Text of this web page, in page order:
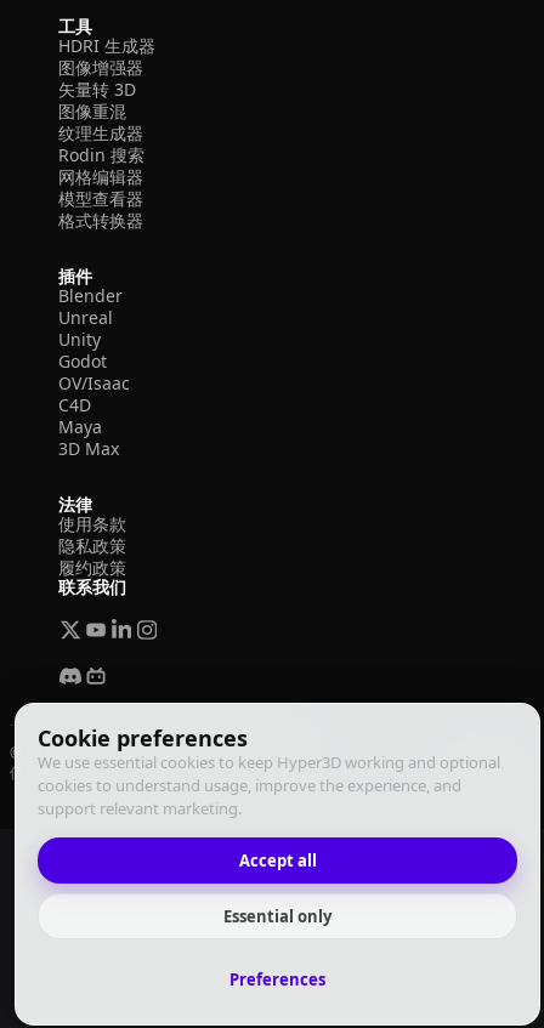
Cookie preferences
We use essential cookies to keep Hyper3D working and optional
cookies to understand usage, improve the experience, and
support relevant marketing.
Accept all
Essential only
Preferences
工具
HDRI 生成器
图像增强器
矢量转 3D
图像重混
纹理生成器
Rodin 搜索
网格编辑器
模型查看器
格式转换器
插件
Blender
Unreal
Unity
Godot
OV/Isaac
C4D
Maya
3D Max
法律
使用条款
隐私政策
履约政策
联系我们
© 2026 Deemos Corporation. 保留所有权利
使用条款隐私政策 履约政策